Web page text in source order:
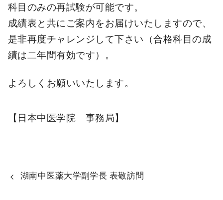
科目のみの再試験が可能です。
成績表と共にご案内をお届けいたしますので、
是非再度チャレンジして下さい（合格科目の成
績は二年間有効です）。
よろしくお願いいたします。
【日本中医学院 事務局】
湖南中医薬大学副学長 表敬訪問